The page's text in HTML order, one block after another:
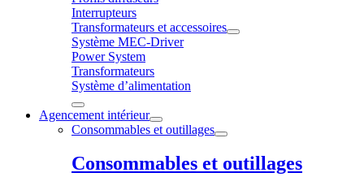
Interrupteurs
Transformateurs et accessoires
Système MEC-Driver
Power System
Transformateurs
Système d’alimentation
Agencement intérieur
Consommables et outillages
Consommables et outillages